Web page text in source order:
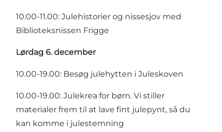
10.00-11.00: Julehistorier og nissesjov med
Biblioteksnissen Frigge
Lørdag 6. december
10.00-19.00: Besøg julehytten i Juleskoven
10.00-19.00: Julekrea for børn. Vi stiller
materialer frem til at lave fint julepynt, så du
kan komme i julestemning